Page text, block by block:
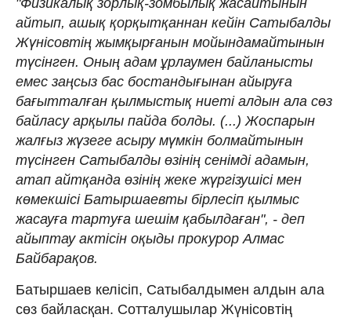
айтып, ашық қорқытқаннан кейін Сатыбалды
Жүнісовтің жымқырғанын мойындамайтынын
түсінген. Оның адам ұрлаумен байланысты
емес заңсыз бас бостандығынан айыруға
бағытталған қылмыстық ниеті алдын ала сөз
байласу арқылы пайда болды. (...) Жоспарын
жалғыз жүзеге асыру мүмкін болмайтынын
түсінген Сатыбалды өзінің сенімді адамын,
атап айтқанда өзінің жеке жүргізушісі мен
көмекшісі Батыршаевты бірлесіп қылмыс
жасауға тартуға шешім қабылдаған", - деп
айыптау актісін оқыды прокурор Алмас
Байбарақов.
Батыршаев келісіп, Сатыбалдымен алдын ала
сөз байласқан. Сотталушылар Жүнісовтің